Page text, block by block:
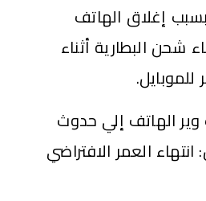
إغلاق الهاتف
شحن البطارية أثناء
الهاتف إلي حدوث
العمر الافتراضي